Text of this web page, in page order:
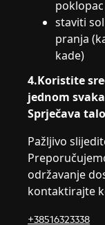
staviti
pranja
kade)
4.Koristite
jednom
Sprječava
Pažljivo
održavanje
kontaktirajte
+38516323338